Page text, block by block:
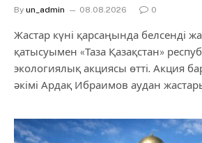
By un_admin 08.08.2026 0
Жастар күні қарсаңында белсенді
қатысуымен «Таза Қазақстан»
экологиялық акциясы өтті. Акция
әкімі Ардақ Ибраимов аудан